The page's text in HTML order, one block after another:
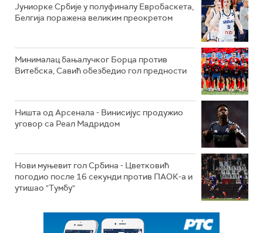
Јуниорке Србије у полуфиналу Евробаскета,
Белгија поражена великим преокретом
Минималац бањалучког Борца против
Витебска, Савић обезбедио гол предности
Ништа од Арсенала - Винисијус продужио
уговор са Реал Мадридом
Нови муњевит гол Србина - Цветковић
погодио после 16 секунди против ПАОК-а и
утишао "Тумбу"